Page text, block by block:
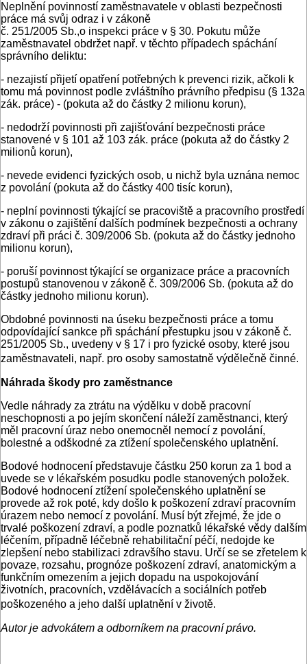
Neplnění povinností zaměstnavatele v oblasti bezpečnosti
práce má svůj odraz i v zákoně
č. 251/2005 Sb.,o inspekci práce v § 30. Pokutu může
zaměstnavatel obdržet např. v těchto případech spáchání
správního deliktu:
- nezajistí přijetí opatření potřebných k prevenci rizik, ačkoli k
tomu má povinnost podle zvláštního právního předpisu (§ 132a
zák. práce) - (pokuta až do částky 2 milionu korun),
- nedodrží povinnosti při zajišťování bezpečnosti práce
stanovené v § 101 až 103 zák. práce (pokuta až do částky 2
milionů korun),
- nevede evidenci fyzických osob, u nichž byla uznána nemoc
z povolání (pokuta až do částky 400 tisíc korun),
- neplní povinnosti týkající se pracoviště a pracovního prostředí
v zákonu o zajištění dalších podmínek bezpečnosti a ochrany
zdraví při práci č. 309/2006 Sb. (pokuta až do částky jednoho
milionu korun),
- poruší povinnost týkající se organizace práce a pracovních
postupů stanovenou v zákoně č. 309/2006 Sb. (pokuta až do
částky jednoho milionu korun).
Obdobné povinnosti na úseku bezpečnosti práce a tomu
odpovídající sankce při spáchání přestupku jsou v zákoně č.
251/2005 Sb., uvedeny v § 17 i pro fyzické osoby, které jsou
zaměstnavateli, např. pro osoby samostatně výdělečně činné.
Náhrada škody pro zaměstnance
Vedle náhrady za ztrátu na výdělku v době pracovní
neschopnosti a po jejím skončení náleží zaměstnanci, který
měl pracovní úraz nebo onemocněl nemocí z povolání,
bolestné a odškodné za ztížení společenského uplatnění.
Bodové hodnocení představuje částku 250 korun za 1 bod a
uvede se v lékařském posudku podle stanovených položek.
Bodové hodnocení ztížení společenského uplatnění se
provede až rok poté, kdy došlo k poškození zdraví pracovním
úrazem nebo nemocí z povolání. Musí být zřejmé, že jde o
trvalé poškození zdraví, a podle poznatků lékařské vědy dalším
léčením, případně léčebně rehabilitační péčí, nedojde ke
zlepšení nebo stabilizaci zdravšího stavu. Určí se se zřetelem k
povaze, rozsahu, prognóze poškození zdraví, anatomickým a
funkčním omezením a jejich dopadu na uspokojování
životních, pracovních, vzdělávacích a sociálních potřeb
poškozeného a jeho další uplatnění v životě.
Autor je advokátem a odborníkem na pracovní právo.